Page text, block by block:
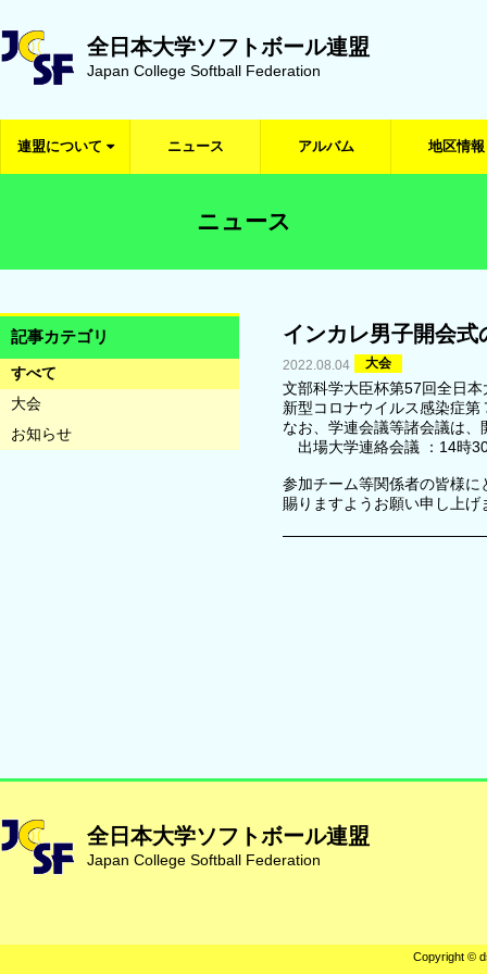
全日本大学ソフトボール連盟
Japan College Softball Federation
連盟について ニュース アルバム 地区情報
ニュース
記事カテゴリ
すべて
大会
お知らせ
インカレ男子開会式
2022.08.04 大会
文部科学大臣杯第57回全日
新型コロナウイルス感染症
なお、学連会議等諸会議は
出場大学連絡会議 ：14時
参加チーム等関係者の皆様
賜りますようお願い申し上げ
全日本大学ソフトボール連盟
Japan College Softball Federation
Copyright ©